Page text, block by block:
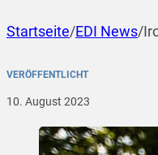
Startseite/EDI News/
VERÖFFENTLICHT
10. August 2023